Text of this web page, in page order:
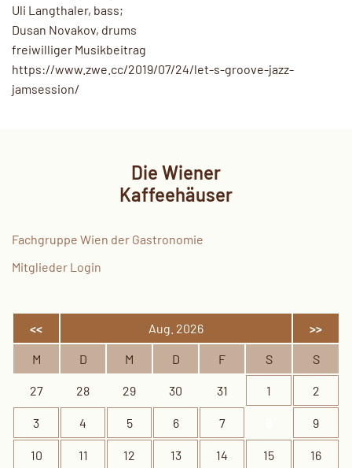
Uli Langthaler, bass;
Dusan Novakov, drums
freiwilliger Musikbeitrag
https://www.zwe.cc/2019/07/24/let-s-groove-jazz-
jamsession/
Die Wiener
Kaffeehäuser
Fachgruppe Wien der Gastronomie
Mitglieder Login
<< Aug. 2026 >>
M D M D F S S
27 28 29 30 31 1 2
3 4 5 6 7 9
10 11 12 13 14 15 16